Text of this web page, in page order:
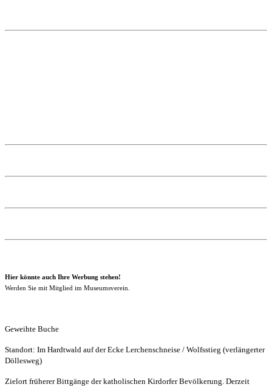
Hier könnte auch Ihre Werbung stehen!
Werden Sie mit Mitglied im Museumsverein.
Geweihte Buche
Standort: Im Hardtwald auf der Ecke Lerchenschneise / Wolfsstieg (verlängerter
Döllesweg)
Zielort früherer Bittgänge der katholischen Kirdorfer Bevölkerung. Derzeit